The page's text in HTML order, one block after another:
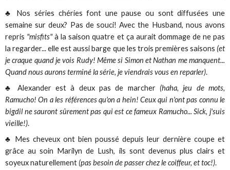
♣ Nos séries chéries font une pause ou sont diffusées une
semaine sur deux? Pas de souci! Avec the Husband, nous avons
repris "misfits"à la saison quatre et ça aurait dommage de ne pas
la regarder... elle est aussi barge que les trois premières saisons (et
je craque quand je vois Rudy! Même si Simon et Nathan me manquent...
Quand nous aurons terminé la série, je viendrais vous en reparler).
♣ Alexander est à deux pas de marcher (haha, jeu de mots,
Ramucho! On a les références qu'on a hein! Ceux qui n'ont pas connu le
bigdil ne sauront sûrement pas qui est ce fameux Ramucho... Sick, j'suis
vieille!).
♣ Mes cheveux ont bien poussé depuis leur dernière coupe et
grâce au soin Marilyn de Lush, ils sont devenus plus clairs et
soyeux naturellement (pas besoin de passer chez le coiffeur, et toc!).